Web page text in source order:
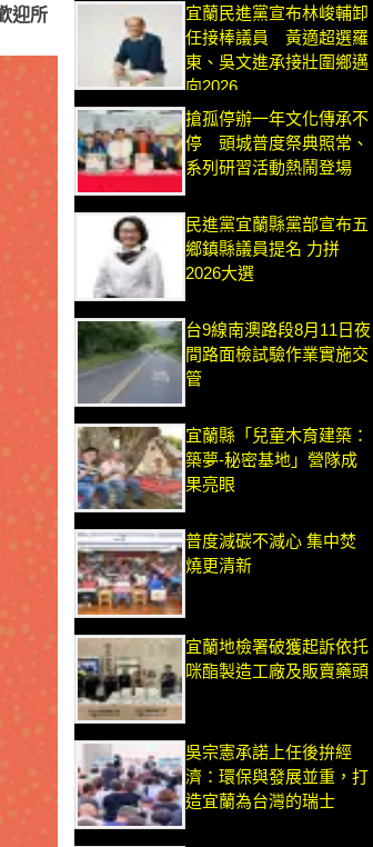
迎所
宜蘭民進黨宣布林峻輔卸
任接棒議員 黃適超選羅
東、吳文進承接壯圍鄉邁
向2026
搶孤停辦一年文化傳承不
停 頭城普度祭典照常、
系列研習活動熱鬧登場
民進黨宜蘭縣黨部宣布五
鄉鎮縣議員提名 力拼
2026大選
台9線南澳路段8月11日夜
間路面檢試驗作業實施交
管
宜蘭縣「兒童木育建築：
築夢-秘密基地」營隊成
果亮眼
普度減碳不減心 集中焚
燒更清新
宜蘭地檢署破獲起訴依托
咪酯製造工廠及販賣藥頭
吳宗憲承諾上任後拚經
濟：環保與發展並重，打
造宜蘭為台灣的瑞士